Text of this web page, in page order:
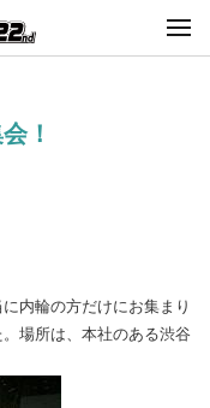
！
内輪の方だけにお集まり
場所は、本社のある渋谷